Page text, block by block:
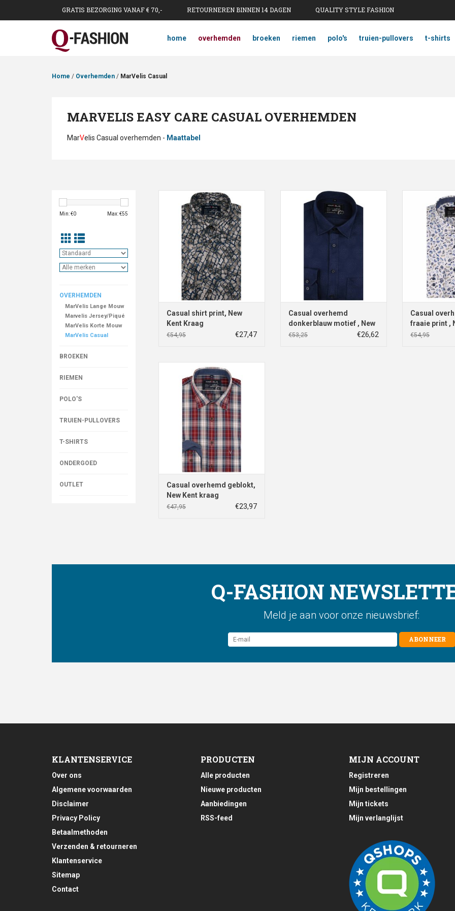
GRATIS BEZORGING VANAF € 70,- RETOURNEREN BINNEN 14 DAGEN QUALITY STYLE FASHION
home overhemden broeken riemen polo's truien-pullovers t-shirts
Home / Overhemden / MarVelis Casual
MARVELIS EASY CARE CASUAL OVERHEMDEN
MarVelis Casual overhemden - Maattabel
Min: €0 Max: €55
OVERHEMDEN
MarVelis Lange Mouw
Marvelis Jersey/Piqué
MarVelis Korte Mouw
MarVelis Casual
BROEKEN
RIEMEN
POLO'S
TRUIEN-PULLOVERS
T-SHIRTS
ONDERGOED
OUTLET
Marvelis casual shirt print, New
Kent Kraag
TOEVOEGEN AAN WINKELWAGEN
Casual shirt print, New
Kent Kraag
€54,95 €27,47
Casual overhemd donkerblauw
motief , New Kent kraag
TOEVOEGEN AAN WINKELWAGEN
Casual overhemd
donkerblauw motief , New
Kent kraag
€53,25 €26,62
Casual
print ,
TOEVOEGEN
Casual
fraaie print ,
kraag
€54,95
MarVelis Casual overhemd
geblokt, New Kent kraag
TOEVOEGEN AAN WINKELWAGEN
Casual overhemd geblokt,
New Kent kraag
€47,95 €23,97
Q-FASHION
Meld je aan voor onze nieuwsbrief:
ABONNEER
KLANTENSERVICE
Over ons
Algemene voorwaarden
Disclaimer
Privacy Policy
Betaalmethoden
Verzenden & retourneren
Klantenservice
Sitemap
Contact
PRODUCTEN
Alle producten
Nieuwe producten
Aanbiedingen
RSS-feed
MIJN ACCOUNT
Registreren
Mijn bestellingen
Mijn tickets
Mijn verlanglijst